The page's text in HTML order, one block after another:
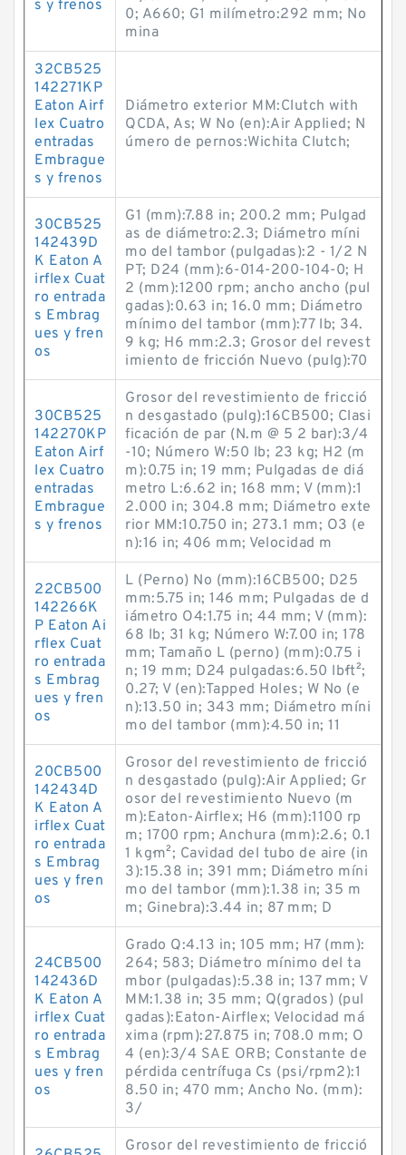
s y frenos
0; A660; G1 milímetro:292 mm; No
mina
32CB525
142271KP
Eaton Airf
lex Cuatro
entradas
Embrague
s y frenos
Diámetro exterior MM:Clutch with
QCDA, As; W No (en):Air Applied; N
úmero de pernos:Wichita Clutch;
30CB525
142439D
K Eaton A
irflex Cuat
ro entrada
s Embrag
ues y fren
os
G1 (mm):7.88 in; 200.2 mm; Pulgad
as de diámetro:2.3; Diámetro míni
mo del tambor (pulgadas):2 - 1/2 N
PT; D24 (mm):6-014-200-104-0; H
2 (mm):1200 rpm; ancho ancho (pul
gadas):0.63 in; 16.0 mm; Diámetro
mínimo del tambor (mm):77 lb; 34.
9 kg; H6 mm:2.3; Grosor del revest
imiento de fricción Nuevo (pulg):70
30CB525
142270KP
Eaton Airf
lex Cuatro
entradas
Embrague
s y frenos
Grosor del revestimiento de fricció
n desgastado (pulg):16CB500; Clasi
ficación de par (N.m @ 5 2 bar):3/4
-10; Número W:50 lb; 23 kg; H2 (m
m):0.75 in; 19 mm; Pulgadas de diá
metro L:6.62 in; 168 mm; V (mm):1
2.000 in; 304.8 mm; Diámetro exte
rior MM:10.750 in; 273.1 mm; O3 (e
n):16 in; 406 mm; Velocidad m
22CB500
142266K
P Eaton Ai
rflex Cuat
ro entrada
s Embrag
ues y fren
os
L (Perno) No (mm):16CB500; D25
mm:5.75 in; 146 mm; Pulgadas de d
iámetro O4:1.75 in; 44 mm; V (mm):
68 lb; 31 kg; Número W:7.00 in; 178
mm; Tamaño L (perno) (mm):0.75 i
n; 19 mm; D24 pulgadas:6.50 lb·ft²;
0.27; V (en):Tapped Holes; W No (e
n):13.50 in; 343 mm; Diámetro míni
mo del tambor (mm):4.50 in; 11
20CB500
142434D
K Eaton A
irflex Cuat
ro entrada
s Embrag
ues y fren
os
Grosor del revestimiento de fricció
n desgastado (pulg):Air Applied; Gr
osor del revestimiento Nuevo (m
m):Eaton-Airflex; H6 (mm):1100 rp
m; 1700 rpm; Anchura (mm):2.6; 0.1
1 kg·m²; Cavidad del tubo de aire (in
3):15.38 in; 391 mm; Diámetro míni
mo del tambor (mm):1.38 in; 35 m
m; Ginebra):3.44 in; 87 mm; D
24CB500
142436D
K Eaton A
irflex Cuat
ro entrada
s Embrag
ues y fren
os
Grado Q:4.13 in; 105 mm; H7 (mm):
264; 583; Diámetro mínimo del ta
mbor (pulgadas):5.38 in; 137 mm; V
MM:1.38 in; 35 mm; Q(grados) (pul
gadas):Eaton-Airflex; Velocidad má
xima (rpm):27.875 in; 708.0 mm; O
4 (en):3/4 SAE ORB; Constante de
pérdida centrífuga Cs (psi/rpm2):1
8.50 in; 470 mm; Ancho No. (mm):
3/
Grosor del revestimiento de fricció